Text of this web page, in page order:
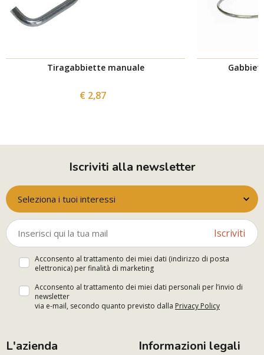
Tiragabbiette manuale
€ 2,87
Iscriviti alla newsletter
Seleziona i tuoi interessi
Iscriviti
Acconsento al trattamento dei miei dati (indirizzo di posta
elettronica) per finalità di marketing
Acconsento al trattamento dei miei dati personali per l’invio di
newsletter
via e-mail, secondo quanto previsto dalla Privacy Policy
L'azienda Informazioni legali